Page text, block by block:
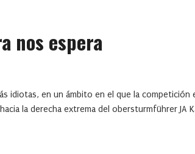
nos espera
idiotas, en un ámbito en el que la competición
la derecha extrema del obersturmführer JA